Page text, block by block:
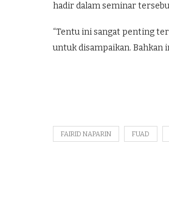
hadir dalam seminar
“Tentu ini sangat penting
untuk disampaikan. Bahkan
FAIRID NAPARIN FUAD